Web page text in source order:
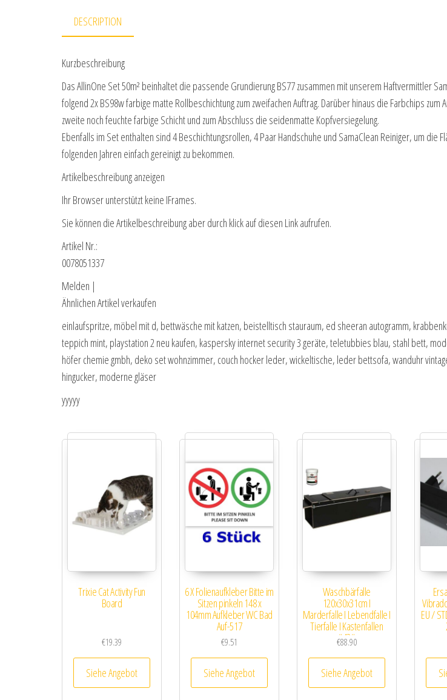
DESCRIPTION
Kurzbeschreibung
Das AllinOne Set 50m² beinhaltet die passende Grundierung BS77 zusammen mit unserem Haftvermittler
folgend 2x BS98w farbige matte Rollbeschichtung zum zweifachen Auftrag. Darüber hinaus die Farbchips zum
zweite noch feuchte farbige Schicht und zum Abschluss die seidenmatte Kopfversiegelung.
Ebenfalls im Set enthalten sind 4 Beschichtungsrollen, 4 Paar Handschuhe und SamaClean Reiniger, um die
folgenden Jahren einfach gereinigt zu bekommen.
Artikelbeschreibung anzeigen
Ihr Browser unterstützt keine IFrames.
Sie können die Artikelbeschreibung aber durch klick auf diesen Link aufrufen.
Artikel Nr.:
0078051337
Melden |
Ähnlichen Artikel verkaufen
einlaufspritze, möbel mit d, bettwäsche mit katzen, beistelltisch stauraum, ed sheeran autogramm,
teppich mint, playstation 2 neu kaufen, kaspersky internet security 3 geräte, teletubbies blau, stahl bett,
höfer chemie gmbh, deko set wohnzimmer, couch hocker leder, wickeltische, leder bettsofa, wanduhr
hingucker, moderne gläser
yyyyy
Trixie Cat Activity Fun
Board
€19.39
Siehe Angebot
6 X Folienaufkleber Bitte im
Sitzen pinkeln 148 x
104mm Aufkleber WC Bad
Auf-517
€9.51
Siehe Angebot
Waschbärfalle
120x30x31cm I
Marderfalle I Lebendfalle I
Tierfalle I Kastenfallen
#42#
€88.90
Siehe Angebot
EU /